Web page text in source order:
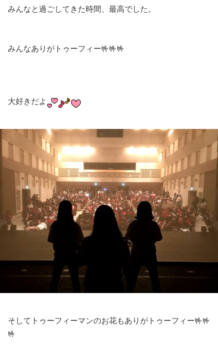
みんなと過ごしてきた時間、最高でした。
みんなありがトゥーフィー🤟🤟🤟
大好きだよ
そしてトゥーフィーマンのお花もありがトゥーフィー🤟🤟
🤟